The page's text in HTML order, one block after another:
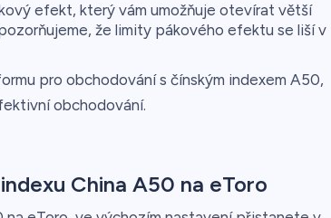
efekt, který vám umožňuje otevírat větší
že limity pákového efektu se liší v
pro obchodování s čínským indexem A50,
obchodování.
China A50 na eToro